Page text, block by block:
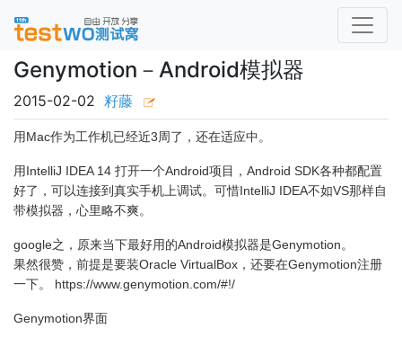
Genymotion－Android模拟器
2015-02-02 籽藤
用Mac作为工作机已经近3周了，还在适应中。
用IntelliJ IDEA 14 打开一个Android项目，Android SDK各种都配置
好了，可以连接到真实手机上调试。可惜IntelliJ IDEA不如VS那样自
带模拟器，心里略不爽。
google之，原来当下最好用的Android模拟器是Genymotion。
果然很赞，前提是要装Oracle VirtualBox，还要在Genymotion注册
一下。 https://www.genymotion.com/#!/
Genymotion界面